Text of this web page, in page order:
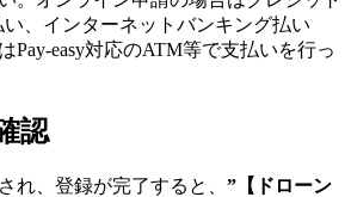
、インターネットバンキング払い
Pay-easy対応のATM等で支払いを行っ
認
れ、登録が完了すると、 ”【ドローン